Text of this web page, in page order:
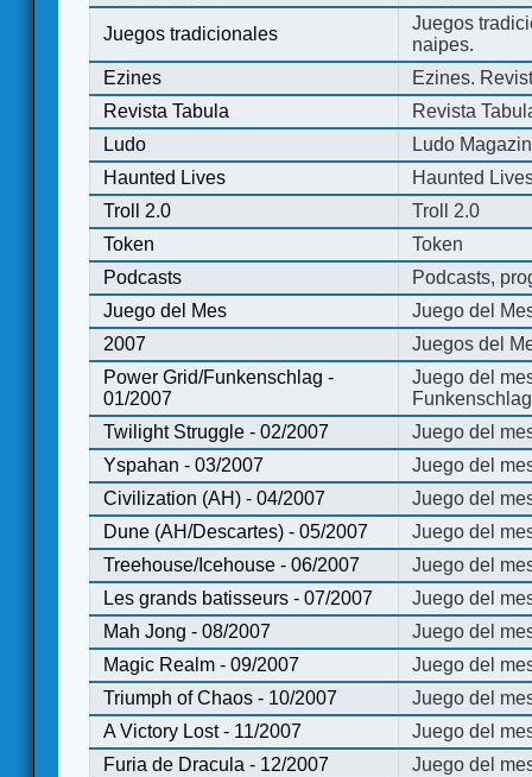
Juegos tradicionales
Juegos
naipes.
Ezines
Ezines.
Revista Tabula
Revista
Ludo
Ludo
Haunted Lives
Haunted
Troll 2.0
Troll 2.0
Token
Token
Podcasts
Podcasts,
Juego del Mes
Juego del
2007
Juegos del
Power Grid/Funkenschlag -
01/2007
Juego del
Twilight Struggle - 02/2007
Juego del
Yspahan - 03/2007
Juego del
Civilization (AH) - 04/2007
Juego del
Dune (AH/Descartes) - 05/2007
Juego del
Treehouse/Icehouse - 06/2007
Juego del
Les grands batisseurs - 07/2007
Juego del
Mah Jong - 08/2007
Juego del
Magic Realm - 09/2007
Juego del
Triumph of Chaos - 10/2007
Juego del
A Victory Lost - 11/2007
Juego del
Furia de Dracula - 12/2007
Juego del